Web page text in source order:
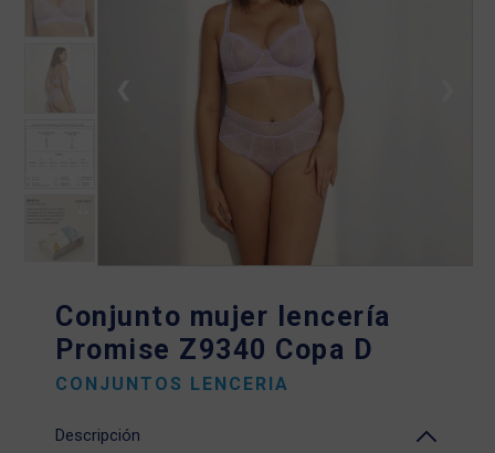
Conjunto mujer lencería
Promise Z9340 Copa D
CONJUNTOS LENCERIA
Descripción